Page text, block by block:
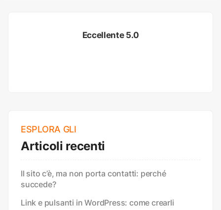
Eccellente 5.0
ESPLORA GLI
Articoli recenti
Il sito c’è, ma non porta contatti: perché
succede?
Link e pulsanti in WordPress: come crearli